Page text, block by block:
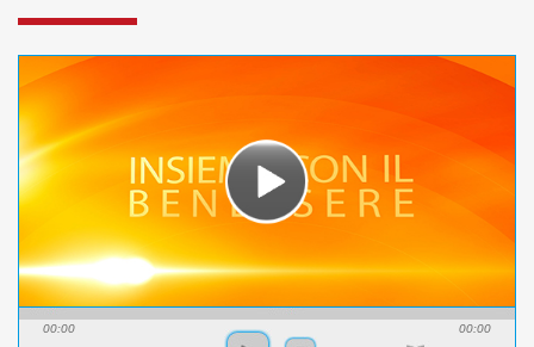
00:00 00:00